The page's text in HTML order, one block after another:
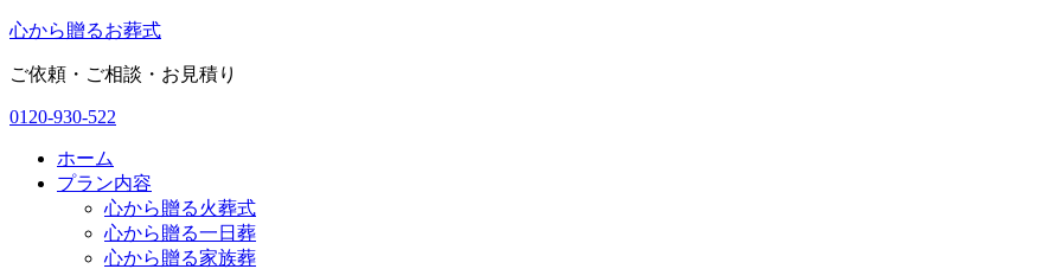
コ
テ
ツ
心から贈るお葬式
ご依頼・ご相談・お見積り
0120-930-522
ホーム
プラン内容
心から贈る火葬式
心から贈る一日葬
心から贈る家族葬